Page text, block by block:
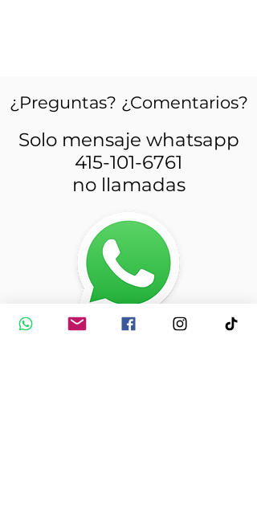
¿Preguntas? ¿Comentarios?
Solo mensaje whatsapp
415-101-6761
no llamadas